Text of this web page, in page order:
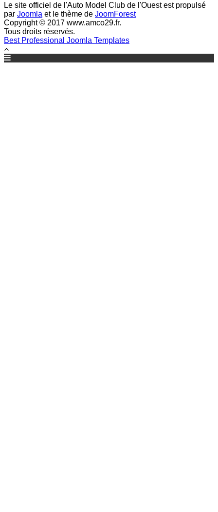
Le site officiel de l'Auto Model Club de l'Ouest est propulsé
par Joomla et le thème de JoomForest
Copyright © 2017 www.amco29.fr.
Tous droits réservés.
Best Professional Joomla Templates